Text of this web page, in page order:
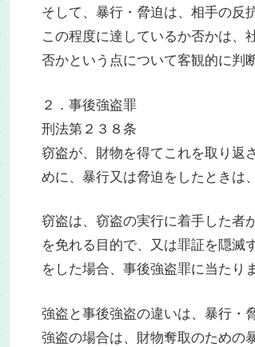
そして、暴行・脅迫は、相手の反
この程度に達しているか否かは、
否かという点について客観的に判
２．事後強盗罪
刑法第２３８条
窃盗が、財物を得てこれを取り返
めに、暴行又は脅迫をしたときは
窃盗は、窃盗の実行に着手した者
を免れる目的で、又は罪証を隠滅
をした場合、事後強盗罪に当たり
強盗と事後強盗の違いは、暴行・
強盗の場合は、財物奪取のための